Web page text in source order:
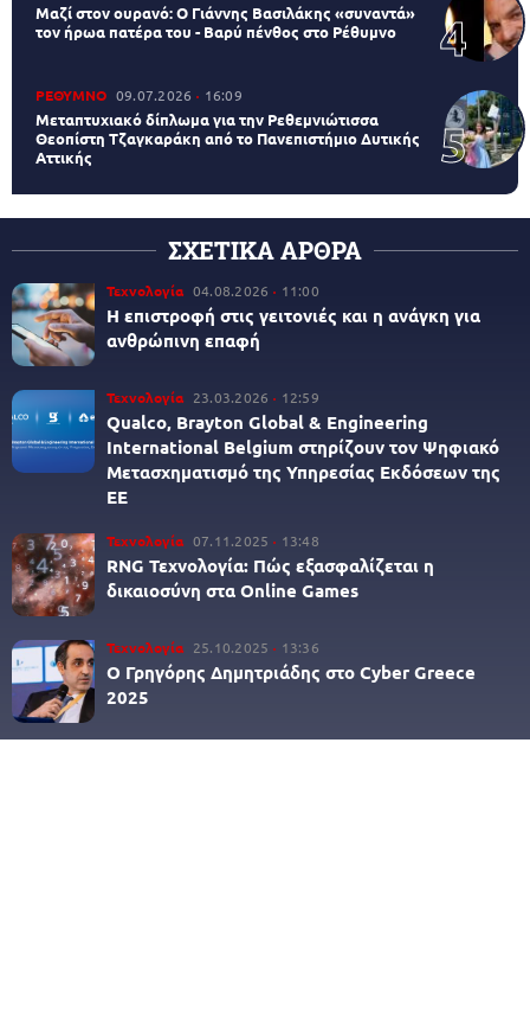
Μαζί στον ουρανό: Ο Γιάννης Βασιλάκης «συναντά»
τον ήρωα πατέρα του - Βαρύ πένθος στο Ρέθυμνο
ΡΕΘΥΜΝΟ 09.07.2026 16:09
Μεταπτυχιακό δίπλωμα για την Ρεθεμνιώτισσα
Θεοπίστη Τζαγκαράκη από το Πανεπιστήμιο Δυτικής
Αττικής
ΣΧΕΤΙΚΑ ΑΡΘΡΑ
Τεχνολογία 04.08.2026 11:00
Η επιστροφή στις γειτονιές και η ανάγκη για
ανθρώπινη επαφή
Τεχνολογία 23.03.2026 12:59
Qualco, Brayton Global & Engineering
International Belgium στηρίζουν τον Ψηφιακό
Μετασχηματισμό της Υπηρεσίας Εκδόσεων της
ΕΕ
Τεχνολογία 07.11.2025 13:48
RNG Τεχνολογία: Πώς εξασφαλίζεται η
δικαιοσύνη στα Online Games
Τεχνολογία 25.10.2025 13:36
Ο Γρηγόρης Δημητριάδης στο Cyber Greece
2025